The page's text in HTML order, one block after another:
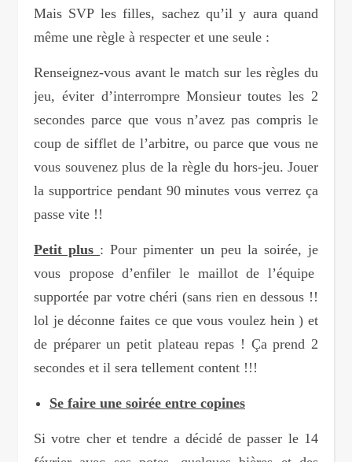
Mais SVP les filles, sachez qu’il y aura quand
même une règle à respecter et une seule :
Renseignez-vous avant le match sur les règles du
jeu, éviter d’interrompre Monsieur toutes les 2
secondes parce que vous n’avez pas compris le
coup de sifflet de l’arbitre, ou parce que vous ne
vous souvenez plus de la règle du hors-jeu. Jouer
la supportrice pendant 90 minutes vous verrez ça
passe vite !!
Petit plus : Pour pimenter un peu la soirée, je
vous propose d’enfiler le maillot de l’équipe
supportée par votre chéri (sans rien en dessous !!
lol je déconne faites ce que vous voulez hein ) et
de préparer un petit plateau repas ! Ça prend 2
secondes et il sera tellement content !!!
Se faire une soirée entre copines
Si votre cher et tendre a décidé de passer le 14